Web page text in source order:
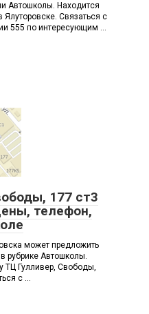
Автошколы. Находится
Связаться с
555 по интересующим ...
177 ст3
телефон,
может предложить
рубрике Автошколы.
ТЦ Гулливер, Свободы,
с ...